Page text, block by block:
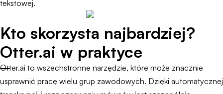
tekstowej.
Kto skorzysta najbardziej?
Otter.ai w praktyce
Otter.ai to wszechstronne narzędzie, które może znacznie
usprawnić pracę wielu grup zawodowych. Dzięki automatycznej